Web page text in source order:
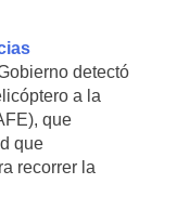
detectó
a la
que
que
recorrer la